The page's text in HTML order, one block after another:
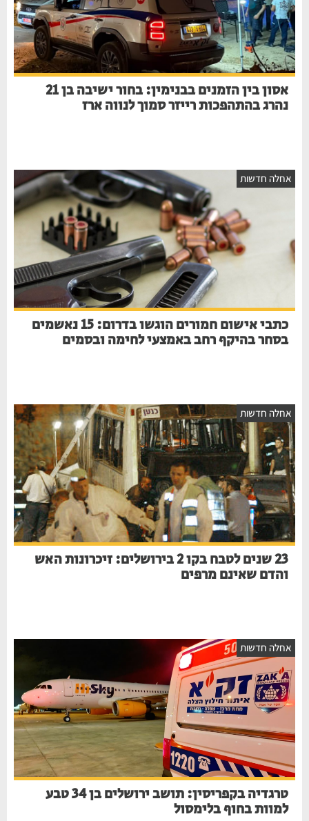
אסון בין הזמנים בבנימין: בחור ישיבה בן 21
נהרג בהתהפכות רייזר סמוך לנווה ארז
חדשות
כתבי אישום חמורים הוגשו בדרום: 15 נאשמים
בסחר בהיקף רחב באמצעי לחימה ובסמים
חדשות
23 שנים לטבח בקו 2 בירושלים: זיכרונות האש
והדם שאינם מרפים
חדשות
טרגדיה בקפריסין: תושב ירושלים בן 34 טבע
למוות בחוף בלימסול